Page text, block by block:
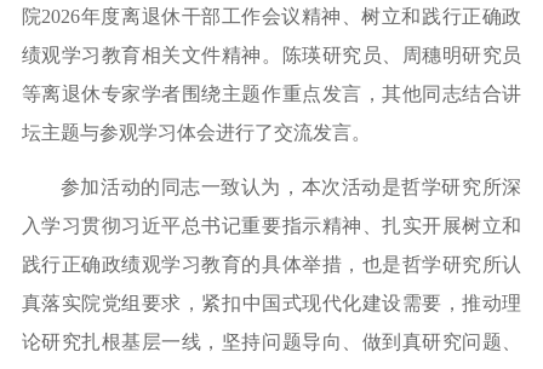
院2026年度离退休干部工作会议精神、树立和践行正确政
绩观学习教育相关文件精神。陈瑛研究员、周穗明研究员
等离退休专家学者围绕主题作重点发言，其他同志结合讲
坛主题与参观学习体会进行了交流发言。
参加活动的同志一致认为 ，本次活动是哲学研究所深
入学习贯彻习近平总书记重要指示精神 、扎实开展树立和
践行正确政绩观学习教育的具体举措 ，也是哲学研究所认
真落实院党组要求， 紧扣中国式现代化建设需要，推动理
论研究扎根基层一线， 坚持问题导向、做到 真研究问题、